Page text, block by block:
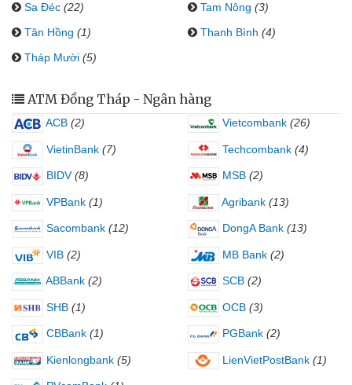
Sa Đéc (22) Tam Nông (3)
Tân Hồng (1) Thanh Bình (4)
Tháp Mười (5)
ATM Đồng Tháp - Ngân hàng
ACB (2) Vietcombank (26)
VietinBank (7) Techcombank (4)
BIDV (8) MSB (2)
VPBank (1) Agribank (13)
Sacombank (12) DongA Bank (13)
VIB (2) MB Bank (2)
ABBank (2) SCB (2)
SHB (1) OCB (3)
CBBank (1) PGBank (2)
Kienlongbank (5) LienVietPostBank (1)